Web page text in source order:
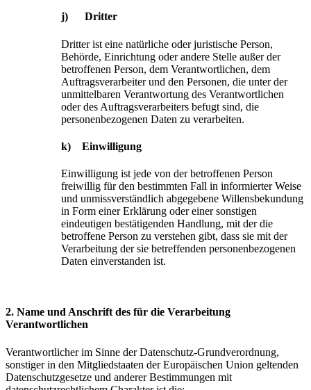
j) Dritter
Dritter ist eine natürliche oder juristische Person,
Behörde, Einrichtung oder andere Stelle außer der
betroffenen Person, dem Verantwortlichen, dem
Auftragsverarbeiter und den Personen, die unter der
unmittelbaren Verantwortung des Verantwortlichen
oder des Auftragsverarbeiters befugt sind, die
personenbezogenen Daten zu verarbeiten.
k) Einwilligung
Einwilligung ist jede von der betroffenen Person
freiwillig für den bestimmten Fall in informierter Weise
und unmissverständlich abgegebene Willensbekundung
in Form einer Erklärung oder einer sonstigen
eindeutigen bestätigenden Handlung, mit der die
betroffene Person zu verstehen gibt, dass sie mit der
Verarbeitung der sie betreffenden personenbezogenen
Daten einverstanden ist.
2. Name und Anschrift des für die Verarbeitung
Verantwortlichen
Verantwortlicher im Sinne der Datenschutz-Grundverordnung,
sonstiger in den Mitgliedstaaten der Europäischen Union geltenden
Datenschutzgesetze und anderer Bestimmungen mit